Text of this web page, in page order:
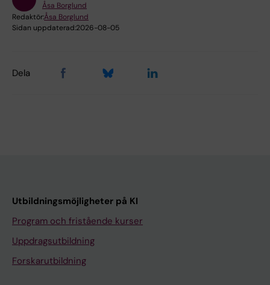
Åsa Borglund
Redaktör:Åsa Borglund
Sidan uppdaterad:2026-08-05
Dela
Utbildningsmöjligheter på KI
Program och fristående kurser
Uppdragsutbildning
Forskarutbildning